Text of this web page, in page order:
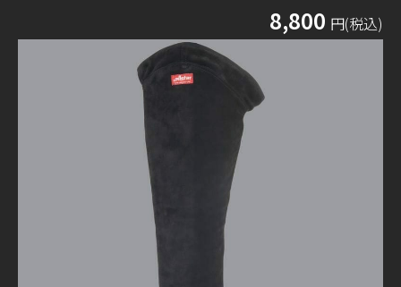
8,800 円(税込)